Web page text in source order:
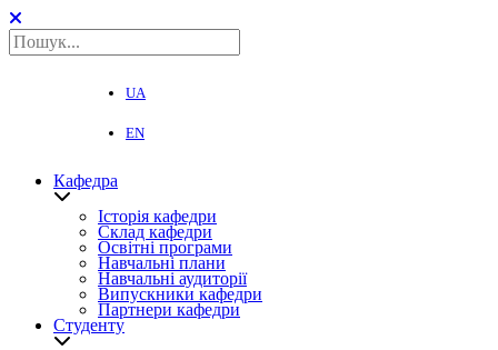
UA
EN
Кафедра
Історія кафедри
Склад кафедри
Освітні програми
Навчальні плани
Навчальні аудиторії
Випускники кафедри
Партнери кафедри
Студенту